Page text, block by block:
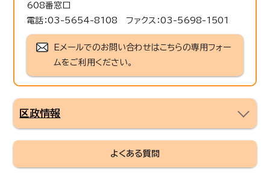
608番窓口
電話：03-5654-8108 ファクス：03-5698-1501
Eメールでのお問い合わせはこちらの専用フォー
ムをご利用ください。
区政情報
よくある質問